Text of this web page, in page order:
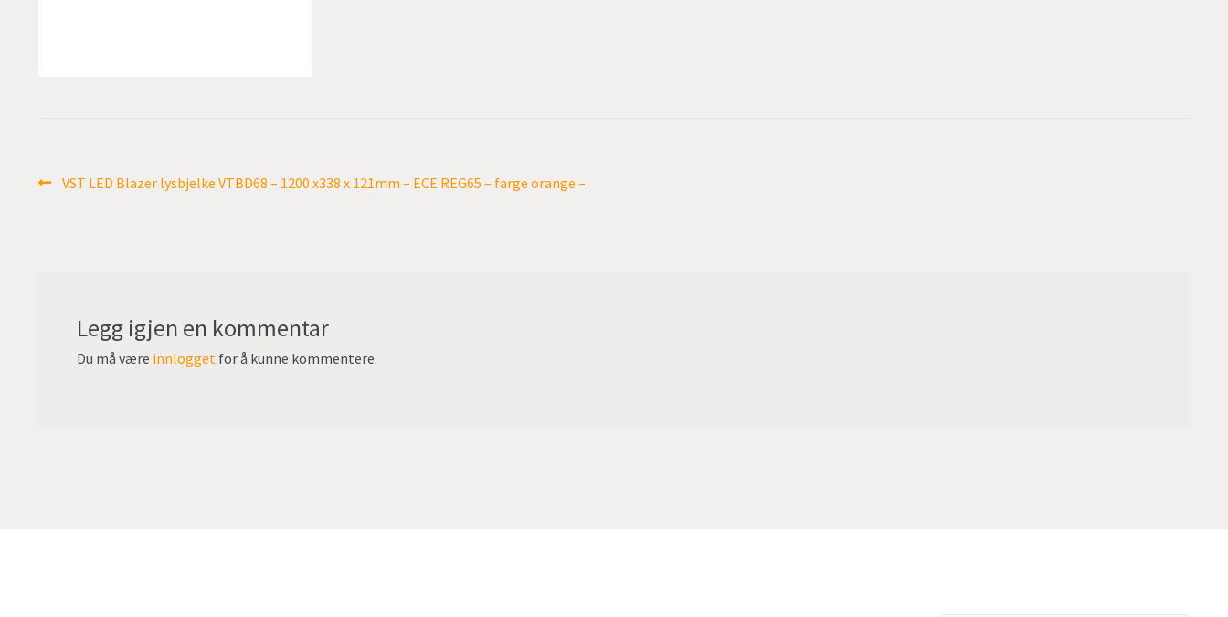
Innleggsnavigasjon
Forrige
VST LED Blazer lysbjelke VTBD68 – 1200 x338 x 121mm – ECE REG65 – farge orange –
Legg igjen en kommentar
Du må være innlogget for å kunne kommentere.